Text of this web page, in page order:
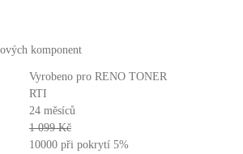
komponent
Vyrobeno pro RENO TONER
RTI
24 měsíců
1 099 Kč
10000 při pokrytí 5%